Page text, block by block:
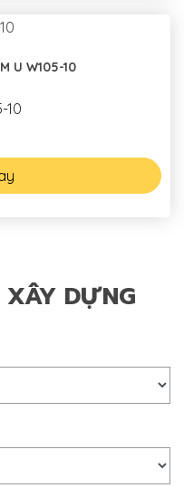
U W105-10
10
DỰNG